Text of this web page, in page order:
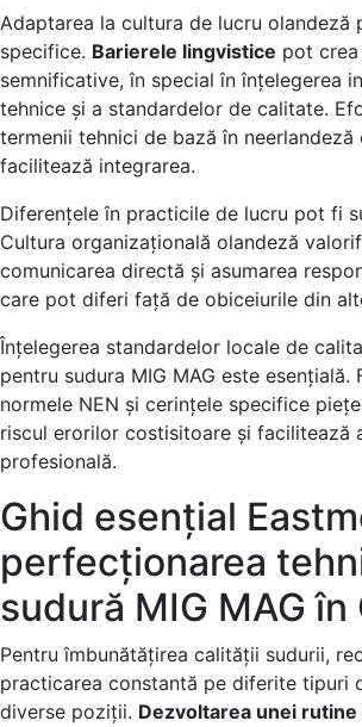
Adaptarea la cultura de lucru olandeză
specifice. Barierele lingvistice pot
semnificative, în special în înțelegerea
tehnice și a standardelor de calitate.
termenii tehnici de bază în neerlandeză
facilitează integrarea.
Diferențele în practicile de lucru pot fi
Cultura organizațională olandeză
comunicarea directă și asumarea
care pot diferi față de obiceiurile din
Înțelegerea standardelor locale de
pentru sudura MIG MAG este esențială.
normele NEN și cerințele specifice
riscul erorilor costisitoare și facilitează
profesională.
Ghid esențial
perfecționarea
sudură MIG MAG în
Pentru îmbunătățirea calității sudurii,
practicarea constantă pe diferite tipuri
diverse poziții. Dezvoltarea unei rutine